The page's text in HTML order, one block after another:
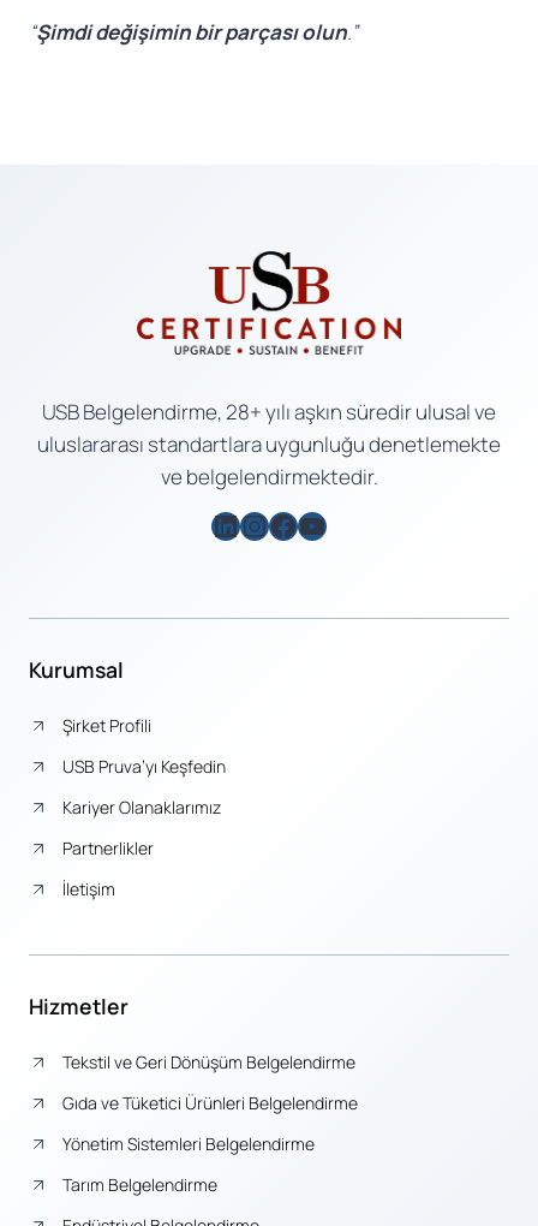
“Şimdi değişimin bir parçası olun.”
USB Belgelendirme, 28+ yılı aşkın süredir ulusal ve
uluslararası standartlara uygunluğu denetlemekte
ve belgelendirmektedir.
LinkedIn
Instagram
Facebook
YouTube
Kurumsal
Şirket Profili
USB Pruva’yı Keşfedin
Kariyer Olanaklarımız
Partnerlikler
İletişim
Hizmetler
Tekstil ve Geri Dönüşüm Belgelendirme
Gıda ve Tüketici Ürünleri Belgelendirme
Yönetim Sistemleri Belgelendirme
Tarım Belgelendirme